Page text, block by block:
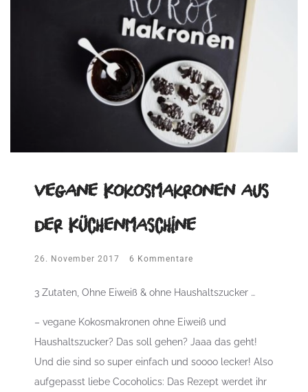
vegane Kokosmakronen aus
der Küchenmaschine
26. November 2017 6 Kommentare
3 Zutaten, Ohne Eiweiß & ohne Haushaltszucker …
– vegane Kokosmakronen ohne Eiweiß und
Haushaltszucker? Das soll gehen? Jaaa das geht!
Und die sind so super einfach und soooo lecker! Also
aufgepasst liebe Cocoholics: Das Rezept werdet ihr